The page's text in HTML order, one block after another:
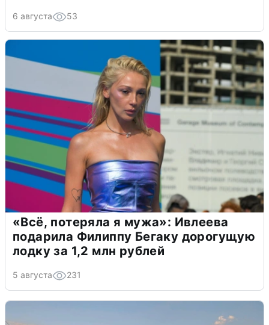
6 августа 53
«Всё, потеряла я мужа»: Ивлеева
подарила Филиппу Бегаку дорогущую
лодку за 1,2 млн рублей
5 августа 231